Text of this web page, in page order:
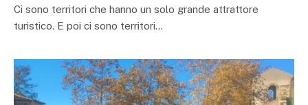
Ci sono territori che hanno un solo grande attrattore
turistico. E poi ci sono territori…